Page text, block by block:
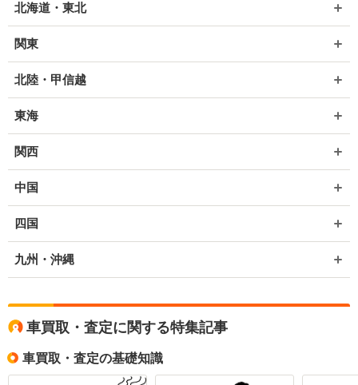
北海道・東北
関東
北陸・甲信越
東海
関西
中国
四国
九州・沖縄
車買取・査定に関する特集記事
車買取・査定の基礎知識